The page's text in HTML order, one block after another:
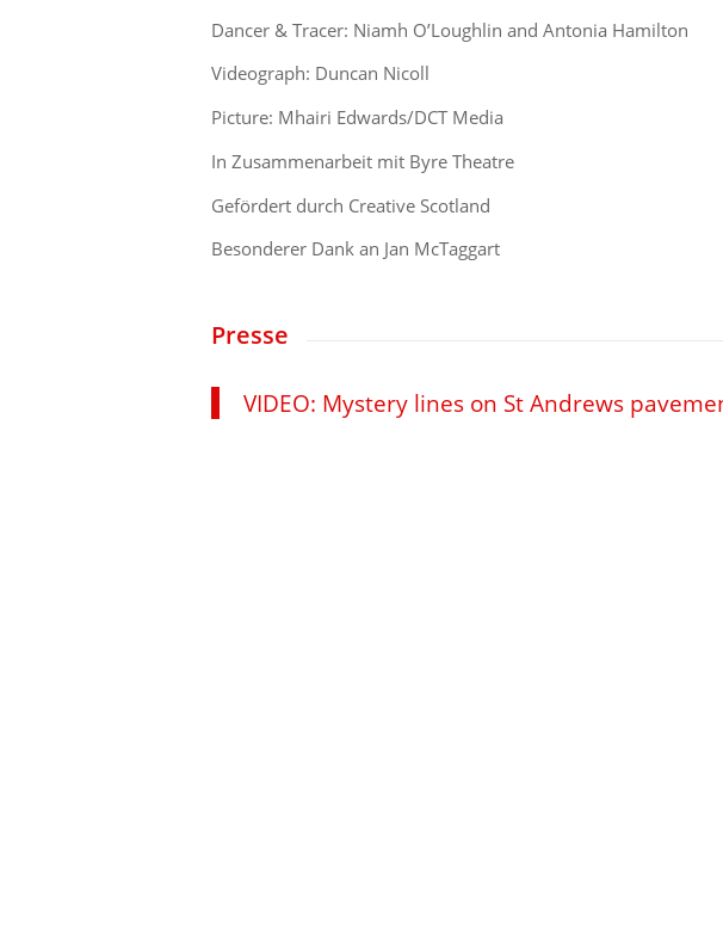
Dancer & Tracer: Niamh O’Loughlin and Antonia Hamilton
Videograph: Duncan Nicoll
Picture: Mhairi Edwards/DCT Media
In Zusammenarbeit mit Byre Theatre
Gefördert durch Creative Scotland
Besonderer Dank an Jan McTaggart
Presse
VIDEO: Mystery lines on St Andrews